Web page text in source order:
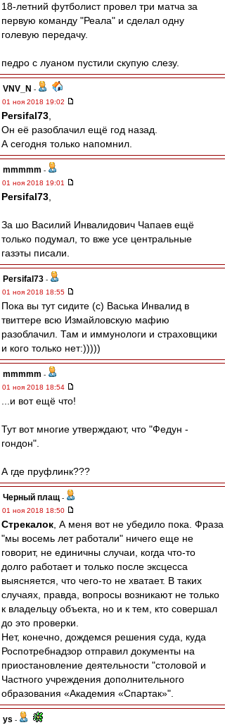
18-летний футболист провел три матча за
первую команду "Реала" и сделал одну
голевую передачу.
педро с луаном пустили скупую слезу.
VNV_N -
01 ноя 2018 19:02
Persifal73
Он её разоблачил ещё год назад.
А сегодня только напомнил.
mmmmm -
01 ноя 2018 19:01
Persifal73
За шо Василий Инвалидович Чапаев ещё
только подумал, то вже усе центральные
газэты писали.
Persifal73 -
01 ноя 2018 18:55
Пока вы тут сидите (с) Васька Инвалид в
твиттере всю Измайловскую мафию
разоблачил. Там и иммунологи и страховщики
и кого только нет:)))))
mmmmm -
01 ноя 2018 18:54
...и вот ещё что!
Тут вот многие утверждают, что "Федун -
гондон".
А где пруфлинк???
Черный плащ -
01 ноя 2018 18:50
Стрекалок , А меня вот не убедило пока. Фраза
"мы восемь лет работали" ничего еще не
говорит, не единичны случаи, когда что-то
долго работает и только после эксцесса
выясняется, что чего-то не хватает. В таких
случаях, правда, вопросы возникают не только
к владельцу объекта, но и к тем, кто совершал
до это проверки.
Нет, конечно, дождемся решения суда, куда
Роспотребнадзор отправил документы на
приостановление деятельности "столовой и
Частного учреждения дополнительного
образования «Академия «Спартак»".
ys -